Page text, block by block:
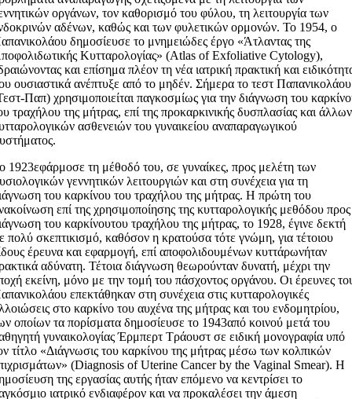
οργάνων, τον καθορισμό του φύλου, τη λειτουργία των
αδένων, καθώς και των φυλετικών ορμονών. Το 1954, ο
δημοσίευσε το μνημειώδες έργο «Άτλαντας της
Κυτταρολογίας» (Atlas of Exfoliative Cytology),
και επίσημα πλέον τη νέα ιατρική πρακτική και
ουσιαστικά ανέπτυξε από το μηδέν. Σήμερα το τεστ Παπανικολάου
Παπ) χρησιμοποιείται παγκοσμίως για την διάγνωση του
τραχήλου της μήτρας, επί της προκαρκινικής δυσπλασίας και άλλων
ασθενειών του γυναικείου αναπαραγωγικού
1923εφάρμοσε τη μέθοδό του, σε γυναίκες, προς μελέτη των
γεννητικών λειτουργιών και στη συνέχεια για τη
του καρκίνου του τραχήλου της μήτρας. Η πρώτη του
επί της χρησιμοποίησης της κυτταρολογικής μεθόδου προς
του καρκίνουτου τραχήλου της μήτρας, το 1928, έγινε δεκτή
πολύ σκεπτικισμό, καθόσον η κρατούσα τότε γνώμη, για τέτοιου
έρευνα και εφαρμογή, επί αποφολιδουμένων κυττάρωνήταν
αδύνατη. Τέτοια διάγνωση θεωρούνταν δυνατή, μέχρι την
εκείνη, μόνο με την τομή του πάσχοντος οργάνου. Οι έρευνες
επεκτάθηκαν στη συνέχεια στις κυτταρολογικές
στο καρκίνο του αυχένα της μήτρας και του ενδομητρίου,
οποίων τα πορίσματα δημοσίευσε το 1943από κοινού μετά του
γυναικολογίας Έρμπερτ Τράουστ σε ειδική μονογραφία υπό
τίτλο «Διάγνωσις του καρκίνου της μήτρας μέσω των κολπικών
(Diagnosis of Uterine Cancer by the Vaginal Smear). Η
της εργασίας αυτής ήταν επόμενο να κεντρίσει το
ιατρικό ενδιαφέρον και να προκαλέσει την άμεση